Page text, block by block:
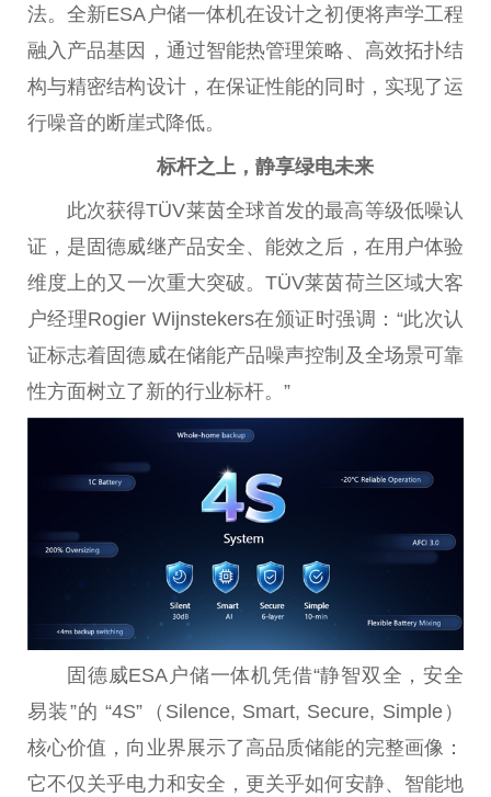
法。全新ESA户储一体机在设计之初便将声学工程
融入产品基因，通过智能热管理策略、高效拓扑结
构与精密结构设计，在保证性能的同时，实现了运
行噪音的断崖式降低。
标杆之上， 静享绿电未来
此次获得TÜV莱茵全球首发的最高等级低噪认
证，是固德威继产品安全、能效之后，在用户体验
维度上的又一次重大突破。TÜV莱茵荷兰区域大客
户经理Rogier Wijnstekers在颁证时强调：“此次认
证标志着固德威在储能产品噪声控制及全场景可靠
性方面树立了新的行业标杆。”
固德威ESA户储一体机凭借“静智双全，安全
易装”的 “4S”（Silence, Smart, Secure, Simple）
核心价值，向业界展示了高品质储能的完整画像：
它不仅关乎电力和安全，更关乎如何安静、智能地